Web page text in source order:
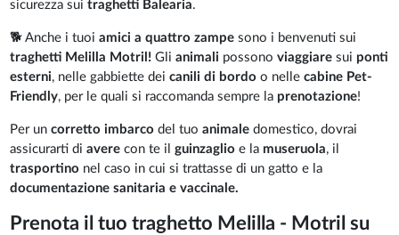
sicurezza suitraghetti Balearia.
🐕 Anche i tuoiamici a quattro zampesono i benvenuti sui
traghetti Melilla Motril! Glianimali possonoviaggiaresui ponti
esterni, nelle gabbiette deicanili di bordo o nellecabine Pet-
Friendly, per le quali si raccomanda sempre la prenotazione!
Per uncorretto imbarco del tuoanimale domestico, dovrai
assicurarti diaverecon te ilguinzaglioe la museruola, il
trasportino nel caso in cui si trattasse di un gatto e la
documentazione sanitaria e vaccinale.
Prenota il tuo traghetto Melilla - Motril su